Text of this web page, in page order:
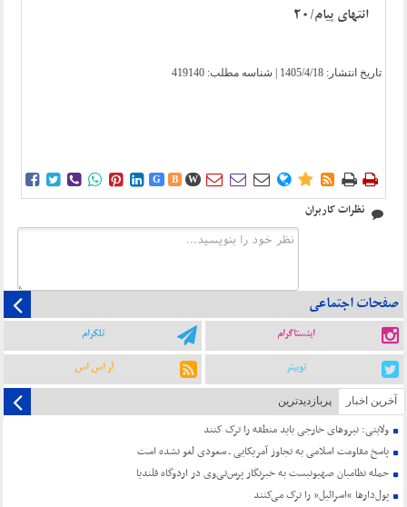
انتهای پیام/20
تاریخ انتشار: 1405/4/18 | شناسه مطلب: 419140
      G B W        
نظرات کاربران
صفحات اجتماعی
اینستاگرام تلگرام
توییتر آر اس اس
آخرین اخبار پربازدیدترین
ولایتی: نیروهای خارجی باید منطقه را ترک کنند
پاسخ مقاومت اسلامی به تجاوز آمریکایی ـ سعودی لغو نشده است
حمله نظامیان صهیونیست به خبرنگار پرس‌تی‌وی در اردوگاه قلندیا
پول‌دارها “اسرائیل” را ترک می‌کنند